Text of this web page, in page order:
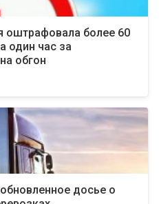
оштрафовала более 60
один час за
обгон
досье о